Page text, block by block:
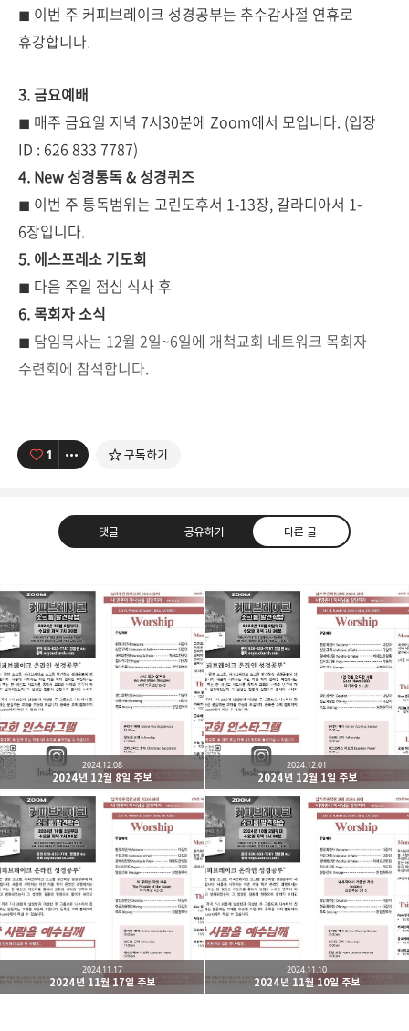
◼ 이번 주 커피브레이크 성경공부는 추수감사절 연휴로
휴강합니다.
3. 금요예배
◼ 매주 금요일 저녁 7시30분에 Zoom에서 모입니다. (입장
ID : 626 833 7787)
4. New 성경통독 & 성경퀴즈
◼ 이번 주 통독범위는 고린도후서 1-13장, 갈라디아서 1-
6장입니다.
5. 에스프레소 기도회
◼ 다음 주일 점심 식사 후
6. 목회자 소식
◼ 담임목사는 12월 2일~6일에 개척교회 네트워크 목회자
수련회에 참석합니다.
1 구독하기
댓글 공유하기 다른 글
남가주온유한교회
세상을 향해 파송받은 선교적 공동체
구독하기
카카오톡 라인 트위터
밴드 네이버 블로그 Pocket
2024년 12월 8일 주보
2024.12.08
2024년 12월 1일 주보
2024.12.01
2024년 11월 17일 주보
2024.11.17
2024년 11월 10일 주보
2024.11.10